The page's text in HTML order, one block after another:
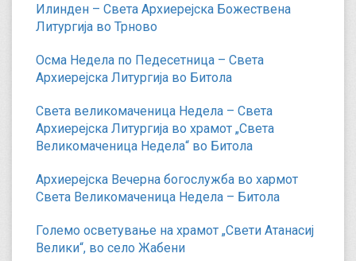
Илинден – Света Архиерејска Божествена
Литургија во Трново
Осма Недела по Педесетница – Света
Архиерејска Литургија во Битола
Света великомаченица Недела – Света
Архиерејска Литургија во храмот „Света
Великомаченица Недела“ во Битола
Архиерејска Вечерна богослужба во хармот
Света Великомаченица Недела – Битола
Големо осветување на храмот „Свети Атанасиј
Велики“, во село Жабени